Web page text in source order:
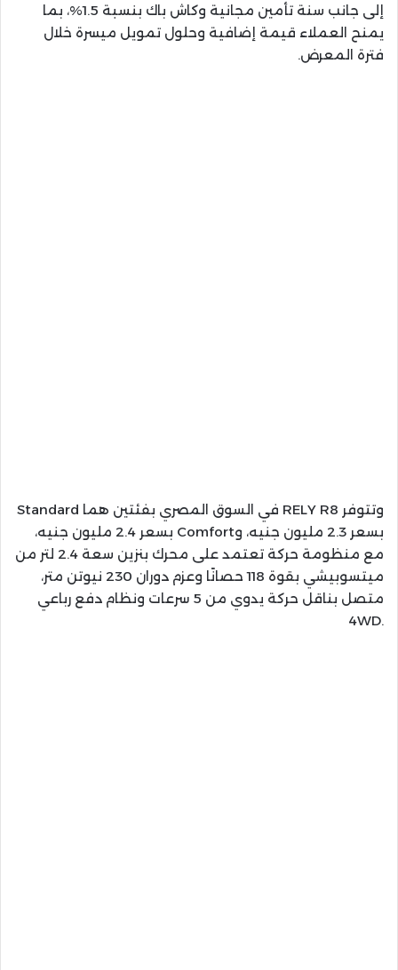
إلى جانب سنة تأمين مجانية وكاش باك بنسبة 1.5%، بما
يمنح العملاء قيمة إضافية وحلول تمويل ميسرة خلال
فترة المعرض.
وتتوفر RELY R8 في السوق المصري بفئتين هما Standard
بسعر 2.3 مليون جنيه، وComfort بسعر 2.4 مليون جنيه،
مع منظومة حركة تعتمد على محرك بنزين سعة 2.4 لتر من
ميتسوبيشي بقوة 118 حصانًا وعزم دوران 230 نيوتن متر،
متصل بناقل حركة يدوي من 5 سرعات ونظام دفع رباعي
.4WD